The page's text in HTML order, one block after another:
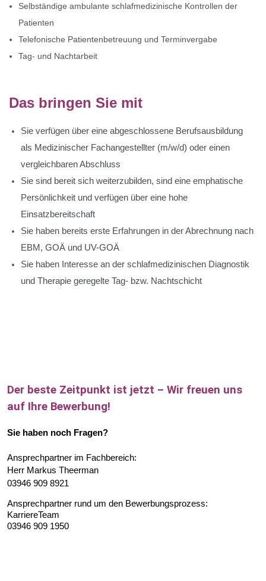
Selbständige ambulante schlafmedizinische Kontrollen der
Patienten
Telefonische Patientenbetreuung und Terminvergabe
Tag- und Nachtarbeit
Das bringen Sie mit
Sie verfügen über eine abgeschlossene Berufsausbildung
als Medizinischer Fachangestellter (m/w/d) oder einen
vergleichbaren Abschluss
Sie sind bereit sich weiterzubilden, sind eine emphatische
Persönlichkeit und verfügen über eine hohe
Einsatzbereitschaft
Sie haben bereits erste Erfahrungen in der Abrechnung nach
EBM, GOÄ und UV-GOÄ
Sie haben Interesse an der schlafmedizinischen Diagnostik
und Therapie geregelte Tag- bzw. Nachtschicht
Der beste Zeitpunkt ist jetzt – Wir freuen uns
auf Ihre Bewerbung!
Sie haben noch Fragen?
Ansprechpartner im Fachbereich:
Herr Markus Theerman
03946 909 8921
Ansprechpartner rund um den Bewerbungsprozess:
KarriereTeam
03946 909 1950